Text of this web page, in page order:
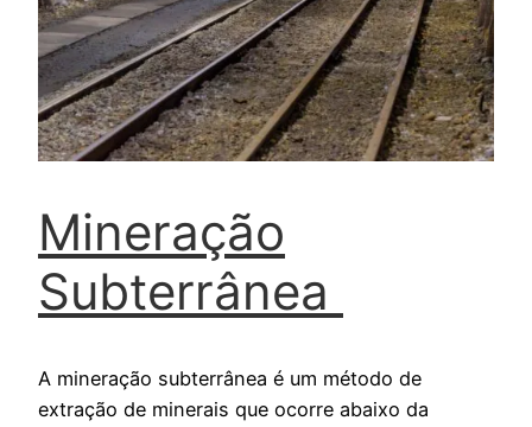
Mineração
Subterrânea
A mineração subterrânea é um método de
extração de minerais que ocorre abaixo da